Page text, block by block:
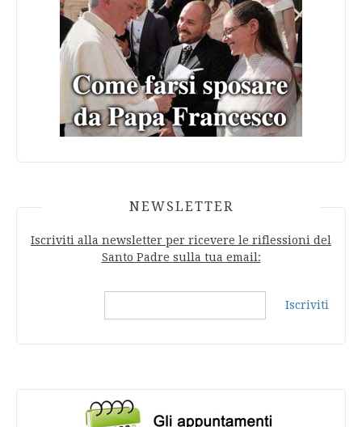
NEWSLETTER
Iscriviti alla newsletter per ricevere le riflessioni del
Santo Padre sulla tua email:
Iscriviti